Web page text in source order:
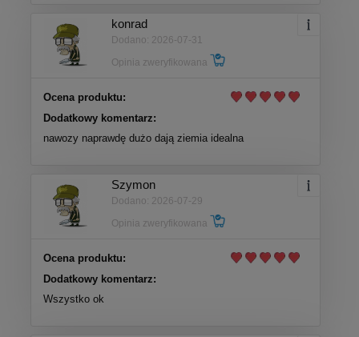
konrad
Dodano: 2026-07-31
Opinia zweryfikowana
Ocena produktu:
Dodatkowy komentarz:
nawozy naprawdę dużo dają ziemia idealna
Szymon
Dodano: 2026-07-29
Opinia zweryfikowana
Ocena produktu:
Dodatkowy komentarz:
Wszystko ok